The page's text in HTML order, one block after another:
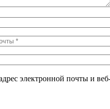
электронной почты и